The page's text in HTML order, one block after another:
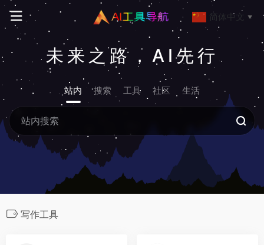
未来之路，AI先行
站内 搜索 工具 社区 生活
写作工具
简体中文 ▼